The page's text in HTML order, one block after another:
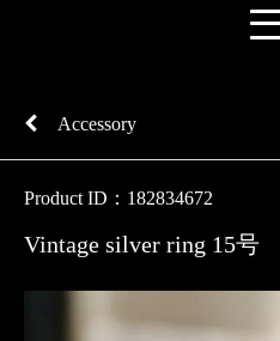
Accessory
Product ID：182834672
Vintage silver ring 15号